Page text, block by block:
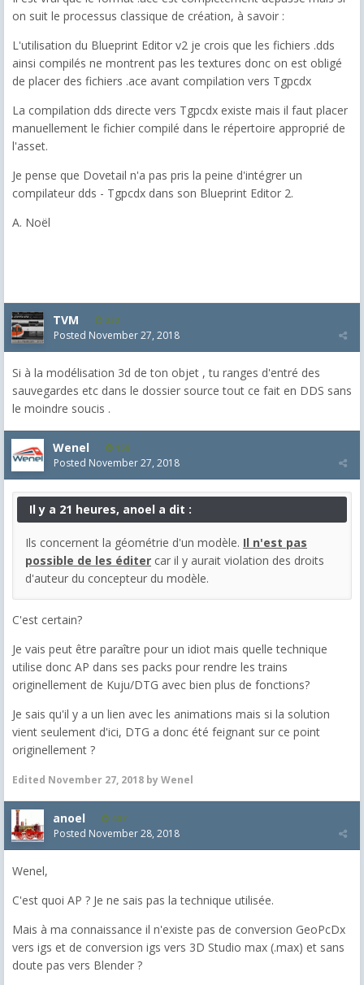
on suit le processus classique de création, à savoir :
L'utilisation du Blueprint Editor v2 je crois que les fichiers .dds
ainsi compilés ne montrent pas les textures donc on est obligé
de placer des fichiers .ace avant compilation vers Tgpcdx
La compilation dds directe vers Tgpcdx existe mais il faut placer
manuellement le fichier compilé dans le répertoire approprié de
l'asset.
Je pense que Dovetail n'a pas pris la peine d'intégrer un
compilateur dds - Tgpcdx dans son Blueprint Editor 2.
A. Noël
TVM 232
Posted November 27, 2018
Si à la modélisation 3d de ton objet , tu ranges d'entré des
sauvegardes etc dans le dossier source tout ce fait en DDS sans
le moindre soucis .
Wenel 158
Posted November 27, 2018
Il y a 21 heures, anoel a dit :
Ils concernent la géométrie d'un modèle. Il n'est pas
possible de les éditer car il y aurait violation des droits
d'auteur du concepteur du modèle.
C'est certain?
Je vais peut être paraître pour un idiot mais quelle technique
utilise donc AP dans ses packs pour rendre les trains
originellement de Kuju/DTG avec bien plus de fonctions?
Je sais qu'il y a un lien avec les animations mais si la solution
vient seulement d'ici, DTG a donc été feignant sur ce point
originellement ?
Edited November 27, 2018 by Wenel
anoel 407
Posted November 28, 2018
Wenel,
C'est quoi AP ? Je ne sais pas la technique utilisée.
Mais à ma connaissance il n'existe pas de conversion GeoPcDx
vers igs et de conversion igs vers 3D Studio max (.max) et sans
doute pas vers Blender ?